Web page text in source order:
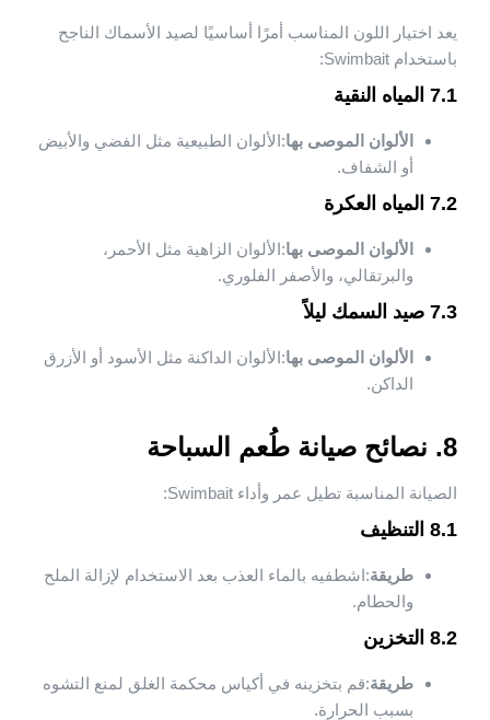
يعد اختيار اللون المناسب أمرًا أساسيًا لصيد الأسماك الناجح
باستخدام Swimbait:
7.1 المياه النقية
الألوان الموصى بها:الألوان الطبيعية مثل الفضي والأبيض
أو الشفاف.
7.2 المياه العكرة
الألوان الموصى بها:الألوان الزاهية مثل الأحمر،
والبرتقالي، والأصفر الفلوري.
7.3 صيد السمك ليلاً
الألوان الموصى بها:الألوان الداكنة مثل الأسود أو الأزرق
الداكن.
8. نصائح صيانة طُعم السباحة
الصيانة المناسبة تطيل عمر وأداء Swimbait:
8.1 التنظيف
طريقة:اشطفيه بالماء العذب بعد الاستخدام لإزالة الملح
والحطام.
8.2 التخزين
طريقة:قم بتخزينه في أكياس محكمة الغلق لمنع التشوه
بسبب الحرارة.